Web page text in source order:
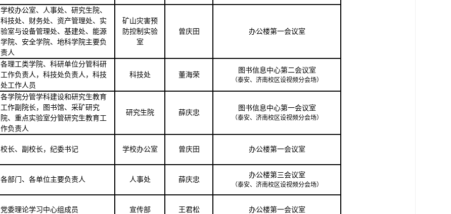
学校办公室、人事处、研究生院、
科技处、财务处、资产管理处、实
验室与设备管理处、基建处、能源
学院、安全学院、地科学院主要负
责人
矿山灾害预
防控制实验
室
曾庆田 办公楼第一会议室
各理工类学院、科研单位分管科研
工作负责人，科技处负责人，科技
处工作人员
科技处 董海荣
图书信息中心第二会议室
（泰安、济南校区设视频分会场）
各学院分管学科建设和研究生教育
工作副院长，图书馆、采矿研究
院、重点实验室分管研究生教育工
作负责人
研究生院 薛庆忠
图书信息中心第一会议室
（泰安、济南校区设视频分会场）
校长、副校长，纪委书记 学校办公室 曾庆田 办公楼第一会议室
各部门、各单位主要负责人 人事处 薛庆忠
办公楼第三会议室
（泰安、济南校区设视频分会场）
党委理论学习中心组成员 宣传部 王君松 办公楼第一会议室